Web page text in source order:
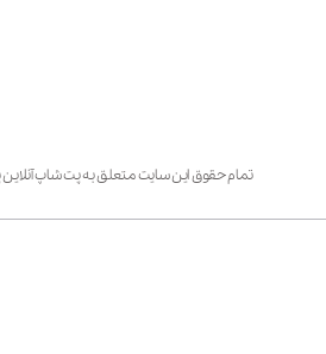
تمام حقوق این سایت متعلق به پت شاپ آنلاین